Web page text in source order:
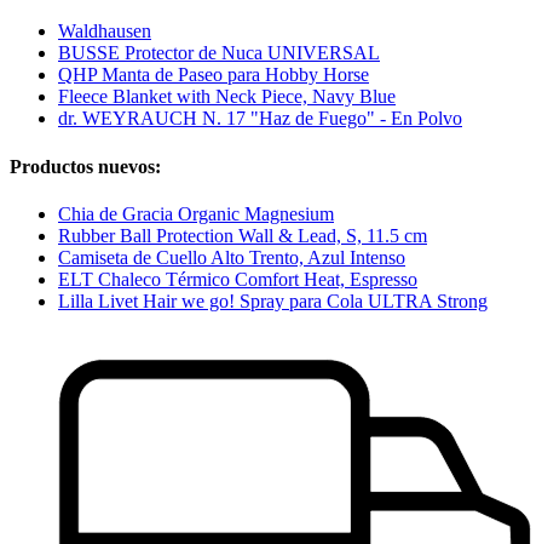
Waldhausen
BUSSE Protector de Nuca UNIVERSAL
QHP Manta de Paseo para Hobby Horse
Fleece Blanket with Neck Piece, Navy Blue
dr. WEYRAUCH N. 17 "Haz de Fuego" - En Polvo
Productos nuevos:
Chia de Gracia Organic Magnesium
Rubber Ball Protection Wall & Lead, S, 11.5 cm
Camiseta de Cuello Alto Trento, Azul Intenso
ELT Chaleco Térmico Comfort Heat, Espresso
Lilla Livet Hair we go! Spray para Cola ULTRA Strong